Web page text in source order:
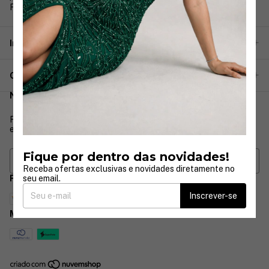
Rua José Paulino 333
Informações
Categorias
Newsletter
Receba ofertas exclusivas e novidades diretamente no seu
email.
Formas de pagamento
Métodos de envio
Fique por dentro das novidades!
Receba ofertas exclusivas e novidades diretamente no
seu email.
Inscrever-se